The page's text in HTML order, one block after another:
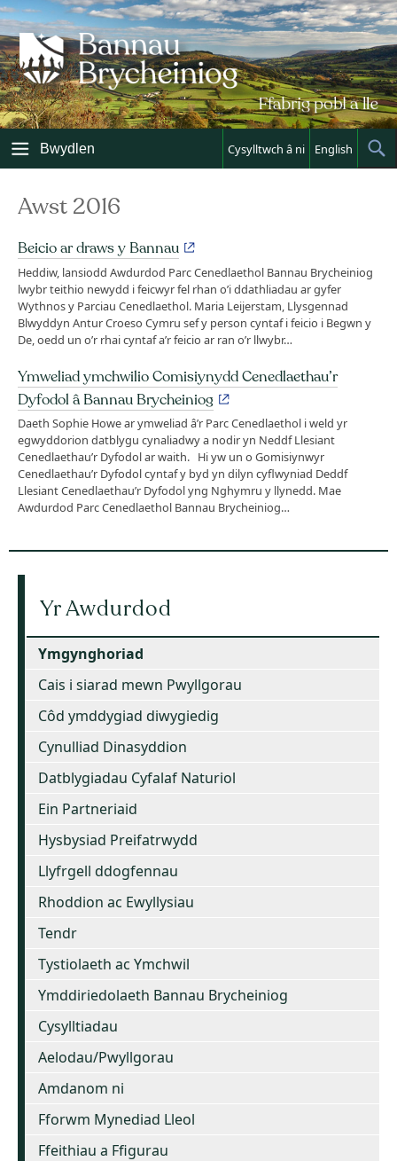
Skip
to
content
Bwydlen Cysylltwch â ni English
Awst 2016
Beicio ar draws y Bannau
Heddiw, lansiodd Awdurdod Parc Cenedlaethol Bannau Brycheiniog
lwybr teithio newydd i feicwyr fel rhan o’i ddathliadau ar gyfer
Wythnos y Parciau Cenedlaethol. Maria Leijerstam, Llysgennad
Blwyddyn Antur Croeso Cymru sef y person cyntaf i feicio i Begwn y
De, oedd un o’r rhai cyntaf a’r feicio ar ran o’r llwybr…
Ymweliad ymchwilio Comisiynydd Cenedlaethau’r
Dyfodol â Bannau Brycheiniog
Daeth Sophie Howe ar ymweliad â’r Parc Cenedlaethol i weld yr
egwyddorion datblygu cynaliadwy a nodir yn Neddf Llesiant
Cenedlaethau’r Dyfodol ar waith. Hi yw un o Gomisiynwyr
Cenedlaethau’r Dyfodol cyntaf y byd yn dilyn cyflwyniad Deddf
Llesiant Cenedlaethau’r Dyfodol yng Nghymru y llynedd. Mae
Awdurdod Parc Cenedlaethol Bannau Brycheiniog…
Yr Awdurdod
Ymgynghoriad
Cais i siarad mewn Pwyllgorau
Côd ymddygiad diwygiedig
Cynulliad Dinasyddion
Datblygiadau Cyfalaf Naturiol
Ein Partneriaid
Hysbysiad Preifatrwydd
Llyfrgell ddogfennau
Rhoddion ac Ewyllysiau
Tendr
Tystiolaeth ac Ymchwil
Ymddiriedolaeth Bannau Brycheiniog
Cysylltiadau
Aelodau/Pwyllgorau
Amdanom ni
Fforwm Mynediad Lleol
Ffeithiau a Ffigurau